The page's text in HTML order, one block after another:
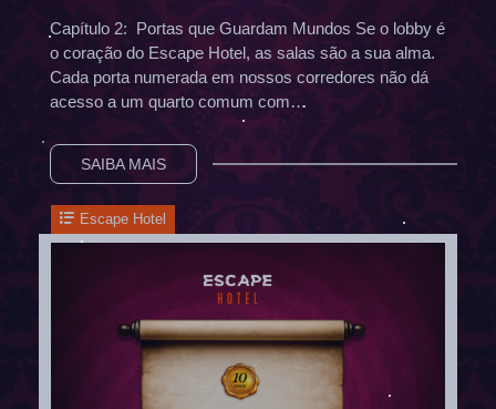
Capítulo 2: Portas que Guardam Mundos Se o lobby é
o coração do Escape Hotel, as salas são a sua alma.
Cada porta numerada em nossos corredores não dá
acesso a um quarto comum com…
SAIBA MAIS
Escape Hotel